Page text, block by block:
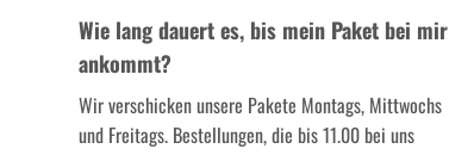
Wie lang dauert es, bis mein Paket bei mir
ankommt?
Wir verschicken unsere Pakete Montags, Mittwochs
und Freitags. Bestellungen, die bis 11.00 bei uns